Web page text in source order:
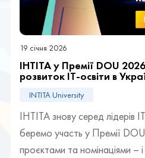
19 січня 2026
ІНТІТА у Премії DOU
розвиток ІТ-освіти в
INTITA University
ІНТІТА знову серед лідерів
беремо участь у Премії
проєктами та номінаціями –